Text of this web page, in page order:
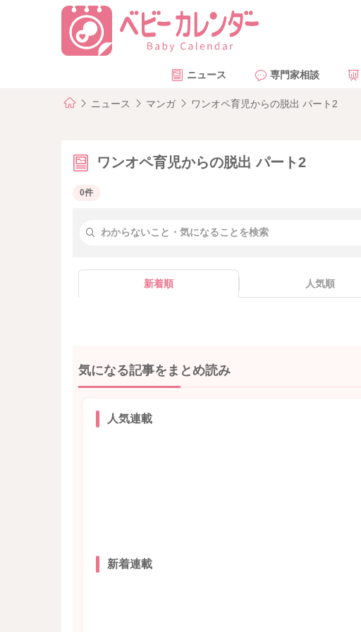
ニュース 専門家相談
ニュース マンガ ワンオペ育児からの脱出 パート2
ワンオペ育児からの脱出 パート2
0件
新着順 人気順
気になる記事をまとめ読み
人気連載
新着連載